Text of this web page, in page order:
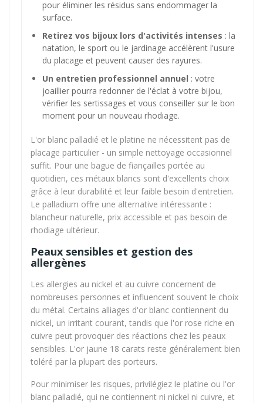
pour éliminer les résidus sans endommager la
surface.
Retirez vos bijoux lors d'activités intenses : la
natation, le sport ou le jardinage accélèrent l'usure
du placage et peuvent causer des rayures.
Un entretien professionnel annuel : votre
joaillier pourra redonner de l'éclat à votre bijou,
vérifier les sertissages et vous conseiller sur le bon
moment pour un nouveau rhodiage.
L'or blanc palladié et le platine ne nécessitent pas de
placage particulier - un simple nettoyage occasionnel
suffit. Pour une bague de fiançailles portée au
quotidien, ces métaux blancs sont d'excellents choix
grâce à leur durabilité et leur faible besoin d'entretien.
Le palladium offre une alternative intéressante :
blancheur naturelle, prix accessible et pas besoin de
rhodiage ultérieur.
Peaux sensibles et gestion des
allergènes
Les allergies au nickel et au cuivre concernent de
nombreuses personnes et influencent souvent le choix
du métal. Certains alliages d'or blanc contiennent du
nickel, un irritant courant, tandis que l'or rose riche en
cuivre peut provoquer des réactions chez les peaux
sensibles. L'or jaune 18 carats reste généralement bien
toléré par la plupart des porteurs.
Pour minimiser les risques, privilégiez le platine ou l'or
blanc palladié, qui ne contiennent ni nickel ni cuivre, et